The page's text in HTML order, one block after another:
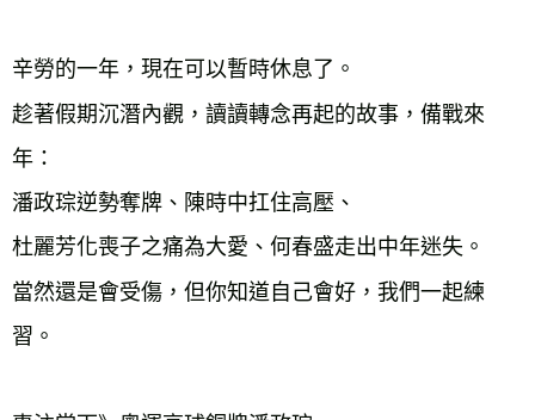
辛勞的一年，現在可以暫時休息了。
趁著假期沉潛內觀，讀讀轉念再起的故事，備戰來
年：
潘政琮逆勢奪牌、陳時中扛住高壓、
杜麗芳化喪子之痛為大愛、何春盛走出中年迷失。
當然還是會受傷，但你知道自己會好，我們一起練
習。